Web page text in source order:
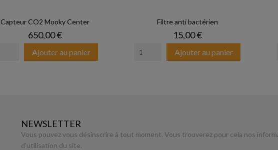
Capteur CO2 Mooky Center
Prix
650,00 €
Ajouter au panier
Filtre anti bactérien
Prix
15,00 €
Ajouter au panier
NEWSLETTER
Vous pouvez vous désinscrire à tout moment. Vous trouverez pour cela nos
d'utilisation du site.